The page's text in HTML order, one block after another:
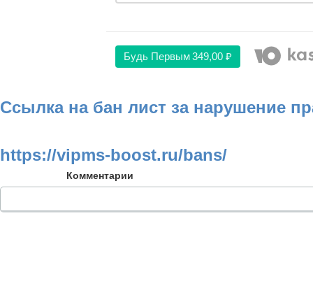
Будь Первым349,00 ₽
Ссылка на бан лист за нарушение
https://vipms-boost.ru/bans/
Комментарии